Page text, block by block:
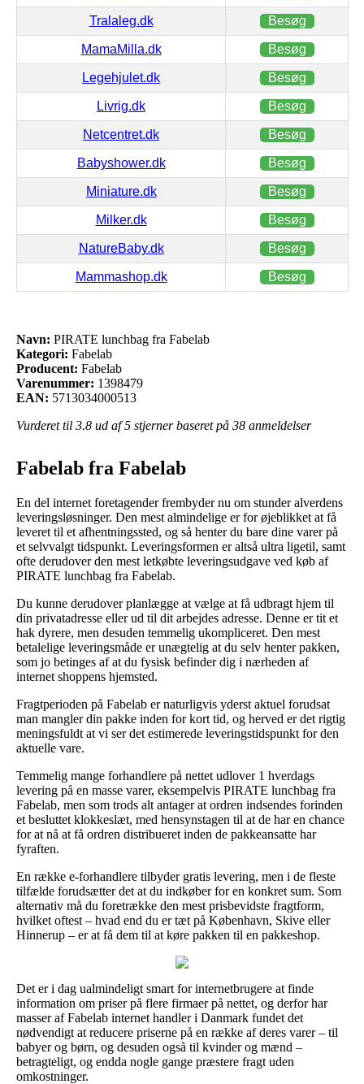
Tralaleg.dk Besøg
MamaMilla.dk Besøg
Legehjulet.dk Besøg
Livrig.dk Besøg
Netcentret.dk Besøg
Babyshower.dk Besøg
Miniature.dk Besøg
Milker.dk Besøg
NatureBaby.dk Besøg
Mammashop.dk Besøg
Navn: PIRATE lunchbag fra Fabelab
Kategori: Fabelab
Producent: Fabelab
Varenummer: 1398479
EAN: 5713034000513
Vurderet til 3.8 ud af 5 stjerner baseret på 38 anmeldelser
Fabelab fra Fabelab
En del internet foretagender frembyder nu om stunder alverdens
leveringsløsninger. Den mest almindelige er for øjeblikket at få
leveret til et afhentningssted, og så henter du bare dine varer på
et selvvalgt tidspunkt. Leveringsformen er altså ultra ligetil, samt
ofte derudover den mest letkøbte leveringsudgave ved køb af
PIRATE lunchbag fra Fabelab.
Du kunne derudover planlægge at vælge at få udbragt hjem til
din privatadresse eller ud til dit arbejdes adresse. Denne er tit et
hak dyrere, men desuden temmelig ukompliceret. Den mest
betalelige leveringsmåde er unægtelig at du selv henter pakken,
som jo betinges af at du fysisk befinder dig i nærheden af
internet shoppens hjemsted.
Fragtperioden på Fabelab er naturligvis yderst aktuel forudsat
man mangler din pakke inden for kort tid, og herved er det rigtig
meningsfuldt at vi ser det estimerede leveringstidspunkt for den
aktuelle vare.
Temmelig mange forhandlere på nettet udlover 1 hverdags
levering på en masse varer, eksempelvis PIRATE lunchbag fra
Fabelab, men som trods alt antager at ordren indsendes forinden
et besluttet klokkeslæt, med hensynstagen til at de har en chance
for at nå at få ordren distribueret inden de pakkeansatte har
fyraften.
En række e-forhandlere tilbyder gratis levering, men i de fleste
tilfælde forudsætter det at du indkøber for en konkret sum. Som
alternativ må du foretrække den mest prisbevidste fragtform,
hvilket oftest – hvad end du er tæt på København, Skive eller
Hinnerup – er at få dem til at køre pakken til en pakkeshop.
Det er i dag ualmindeligt smart for internetbrugere at finde
information om priser på flere firmaer på nettet, og derfor har
masser af Fabelab internet handler i Danmark fundet det
nødvendigt at reducere priserne på en række af deres varer – til
babyer og børn, og desuden også til kvinder og mænd –
betragteligt, og endda nogle gange præstere fragt uden
omkostninger.